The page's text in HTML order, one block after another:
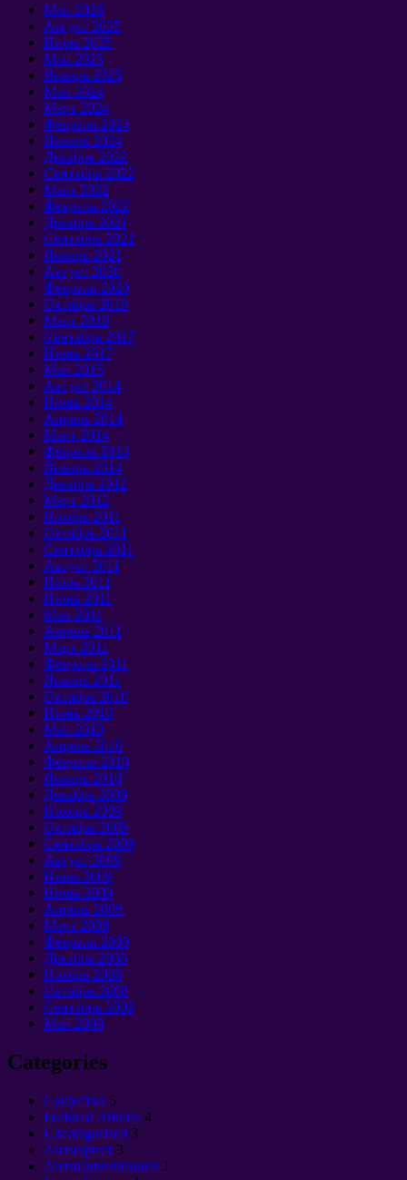
Май 2026
Август 2025
Июль 2025
Май 2025
Январь 2025
Май 2024
Март 2024
Февраль 2024
Январь 2024
Декабрь 2022
Сентябрь 2022
Март 2022
Февраль 2022
Декабрь 2021
Сентябрь 2021
Январь 2021
Август 2020
Февраль 2020
Октябрь 2019
Март 2018
Сентябрь 2017
Июнь 2017
Май 2015
Август 2014
Июнь 2014
Апрель 2014
Март 2014
Февраль 2014
Январь 2014
Декабрь 2012
Март 2012
Ноябрь 2011
Октябрь 2011
Сентябрь 2011
Август 2011
Июль 2011
Июнь 2011
Май 2011
Апрель 2011
Март 2011
Февраль 2011
Январь 2011
Октябрь 2010
Июнь 2010
Май 2010
Апрель 2010
Февраль 2010
Январь 2010
Декабрь 2009
Ноябрь 2009
Октябрь 2009
Сентябрь 2009
Август 2009
Июль 2009
Июнь 2009
Апрель 2009
Март 2009
Февраль 2009
Декабрь 2008
Ноябрь 2008
Октябрь 2008
Сентябрь 2008
Май 2008
Categories
Cущество 5
Featured Articles 4
Uncategorized 3
Антихрист 3
Антицивилизация 1